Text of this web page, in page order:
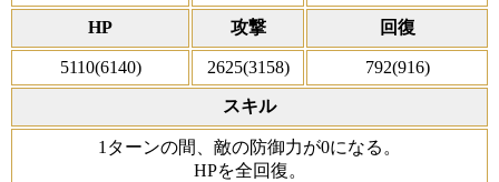
HP 攻撃 回復
5110(6140) 2625(3158) 792(916)
スキル
1ターンの間、敵の防御力が0になる。
HPを全回復。